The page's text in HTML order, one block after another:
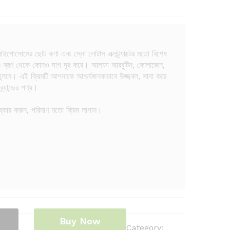
ছোট কণা এবং স্নো লোটাস এক্সট্র্যাক্টের মতো বিশেষ
ব্রণ থেকে কোনও দাগ দূর করে। আলফা আরবুটিন, কোলাজেন,
এই ক্রিমটি আপনাকে আশ্চর্যজনকভাবে উজ্জ্বল, সাদা করে
পণ্য।
করুন, পরিমাণ মতো ক্রিম লাগান।
Buy Now
Category: